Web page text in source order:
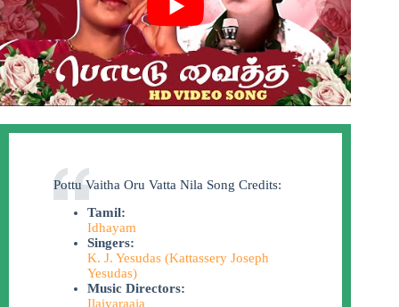
Pottu Vaitha Oru Vatta Nila Song Credits:
Tamil:
Idhayam
Singers:
K. J. Yesudas (Kattassery Joseph
Yesudas)
Music Directors:
Ilaiyaraaja